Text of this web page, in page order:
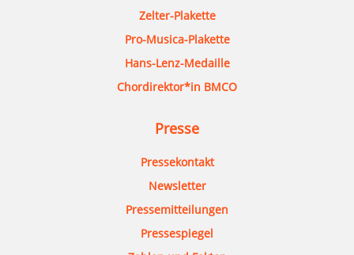
Zelter-Plakette
Pro-Musica-Plakette
Hans-Lenz-Medaille
Chordirektor*in BMCO
Presse
Pressekontakt
Newsletter
Pressemitteilungen
Pressespiegel